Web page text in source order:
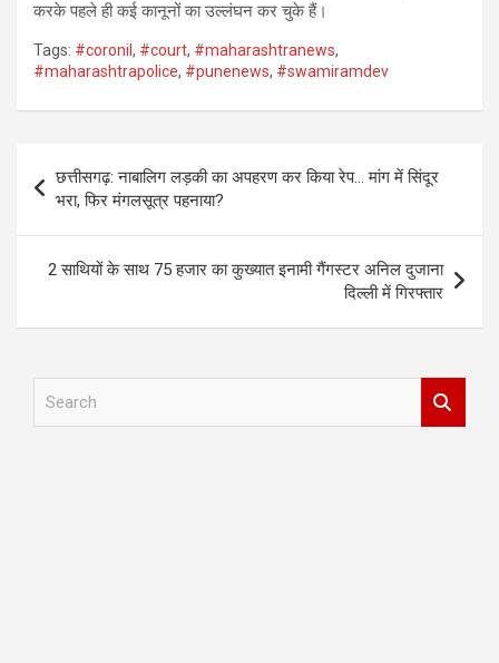
करके पहले ही कई कानूनों का उल्लंघन कर चुके हैं।
Tags: #coronil , #court, #maharashtranews,
#maharashtrapolice, #punenews, #swamiramdev
navigation
छत्तीसगढ़: नाबालिग लड़की का अपहरण कर किया रेप… मांग में सिंदूर
भरा, फिर मंगलसूत्र पहनाया?
2 साथियों के साथ 75 हजार का कुख्यात इनामी गैंगस्टर अनिल दुजाना
दिल्ली में गिरफ्तार